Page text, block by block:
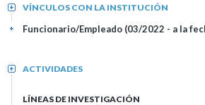
VÍNCULOS CON LA INSTITUCIÓN
+
Funcionario/Empleado (03/2022 - a la
+
ACTIVIDADES
+
LÍNEAS DE INVESTIGACIÓN